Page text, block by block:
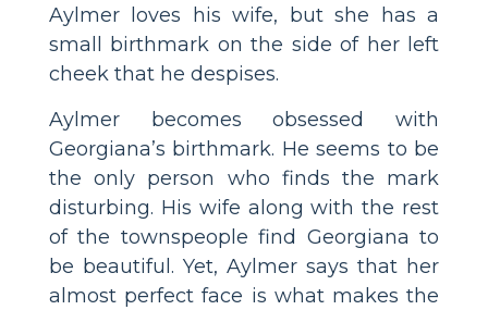
Aylmer loves his wife, but she has a
small birthmark on the side of her left
cheek that he despises.
Aylmer becomes obsessed with
Georgiana’s birthmark. He seems to be
the only person who finds the mark
disturbing. His wife along with the rest
of the townspeople find Georgiana to
be beautiful. Yet, Aylmer says that her
almost perfect face is what makes the